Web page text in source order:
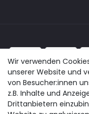
Wir verwenden
unserer Website und
von Besucher:innen
z.B. Inhalte und
Drittanbietern